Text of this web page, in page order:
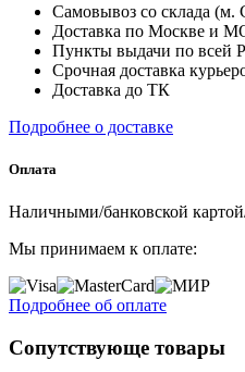
Самовывоз со склада (м.
Доставка по Москве и
Пункты выдачи по всей
Срочная доставка
Доставка до ТК
Подробнее о доставке
Оплата
Наличными/банковской
Мы принимаем к оплате:
Подробнее об оплате
Сопутствующе товары